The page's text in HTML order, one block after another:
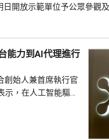
開放示範單位予公眾參觀
能力到AI代理進行
創始人兼首席執行官
示，在人工智能驅動
科學問題。他又